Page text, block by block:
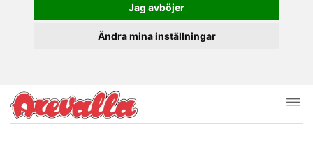
Jag avböjer
Ändra mina inställningar